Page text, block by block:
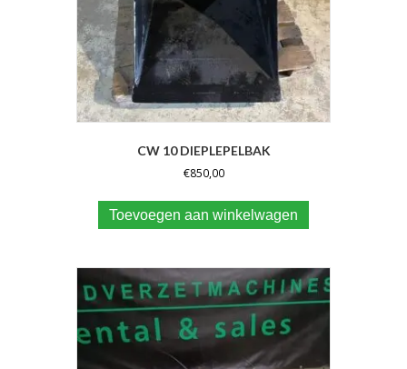
CW 10 DIEPLEPELBAK
€850,00
Toevoegen aan winkelwagen